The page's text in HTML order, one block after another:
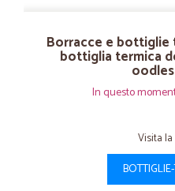
Borracce e bottiglie
bottiglia termica
In questo
Visita